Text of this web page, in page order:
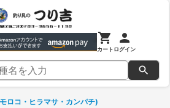
カートログイン
ロコ・ヒラマサ・カンパチ)